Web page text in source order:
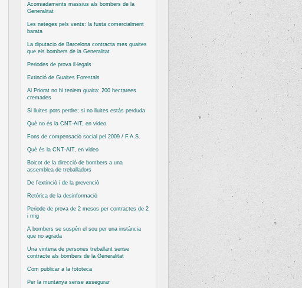
Acomiadaments massius als bombers de la
Generalitat
Les neteges pels vents: la fusta comercialment
barata
La diputacio de Barcelona contracta mes guaites
que els bombers de la Generalitat
Periodes de prova il·legals
Extinció de Guaites Forestals
Al Priorat no hi teniem guaita: 200 hectarees
cremades
Si lluites pots perdre; si no lluites estàs perduda
Què no és la CNT-AIT, en video
Fons de compensació social pel 2009 / F.A.S.
Què és la CNT-AIT, en video
Boicot de la direcció de bombers a una
assemblea de treballadors
De l’extinció i de la prevenció
Retòrica de la desinformació
Periode de prova de 2 mesos per contractes de 2
i mig
A bombers se suspèn el sou per una instància
que no agrada
Una vintena de persones treballant sense
contracte als bombers de la Generalitat
Com publicar a la fototeca
Per la muntanya sense assegurar